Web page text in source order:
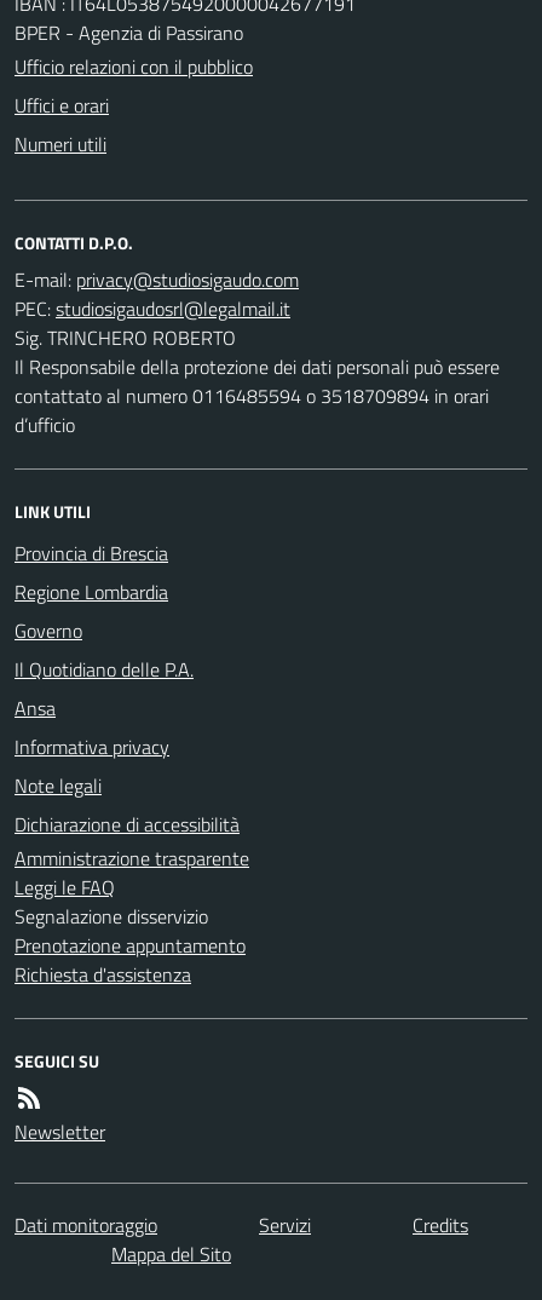
BPER - Agenzia di Passirano
Ufficio relazioni con il pubblico
Uffici e orari
Numeri utili
CONTATTI D.P.O.
E-mail:
PEC:
Sig. TRINCHERO ROBERTO
Il Responsabile della protezione dei dati personali può essere
contattato al numero 0116485594 o 3518709894 in orari
d’ufficio
LINK UTILI
Provincia di Brescia
Regione Lombardia
Governo
Il Quotidiano delle P.A.
Ansa
Informativa privacy
Note legali
Dichiarazione di accessibilità
Amministrazione trasparente
Leggi le FAQ
Segnalazione disservizio
Prenotazione appuntamento
Richiesta d'assistenza
SEGUICI SU
Newsletter
Dati monitoraggio Servizi
Credits
Mappa del Sito